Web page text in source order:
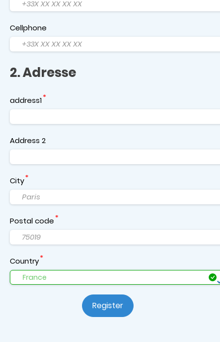
Cellphone
2. Adresse
City
Postal code
address1
Address 2
Country
Register